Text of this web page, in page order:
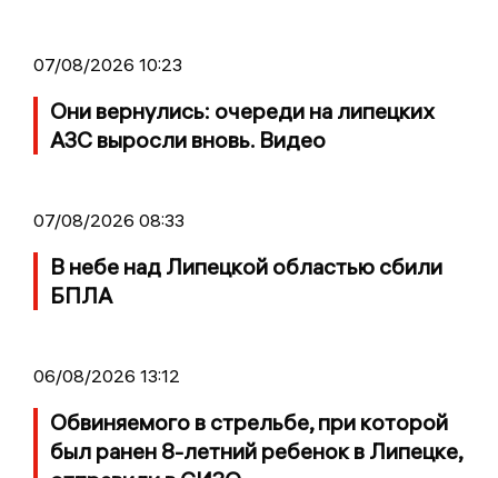
07/08/2026 10:23
Они вернулись: очереди на липецких
АЗС выросли вновь. Видео
07/08/2026 08:33
В небе над Липецкой областью сбили
БПЛА
06/08/2026 13:12
Обвиняемого в стрельбе, при которой
был ранен 8-летний ребенок в Липецке,